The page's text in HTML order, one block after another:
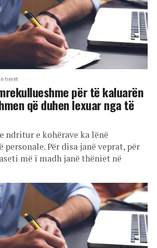
herët
për të kaluarën
që duhen lexuar nga të
ndritur e kohërave ka lënë
Për disa janë veprat, për
më i madh janë thëniet në